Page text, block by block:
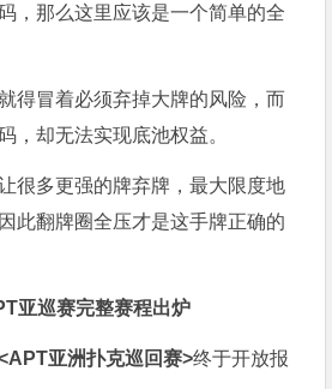
，那么这里应该是一个简单的全
得冒着必须弃掉大牌的风险，而
，却无法实现底池权益。
很多更强的牌弃牌，最大限度地
此翻牌圈全压才是这手牌正确的
亚巡赛完整赛程出炉
亚洲扑克巡回赛>终于开放报